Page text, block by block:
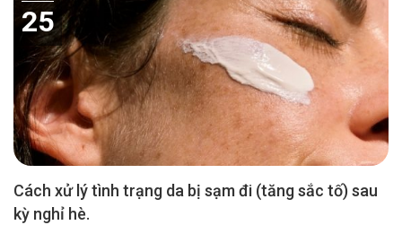
25
Cách xử lý tình trạng da bị sạm đi (tăng sắc tố) sau
kỳ nghỉ hè.